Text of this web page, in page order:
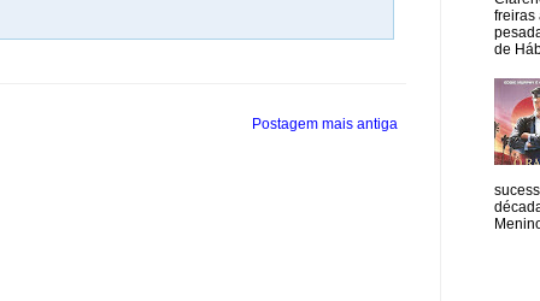
Postagem mais antiga
freiras
de